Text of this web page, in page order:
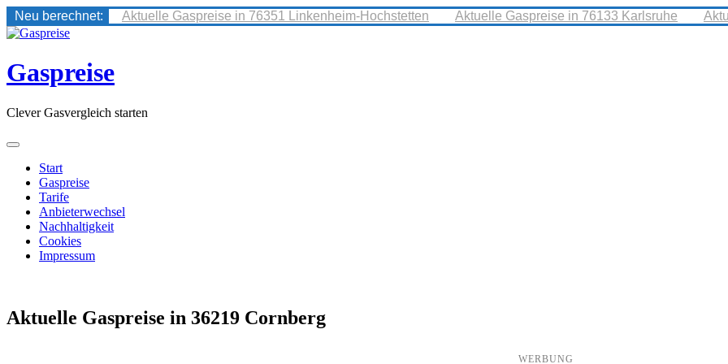
Neu berechnet: Aktuelle Gaspreise in 76351 Linkenheim-Hochstetten Aktuelle Gaspreise in 76133 Karlsruhe
Skip
content
Gaspreise
Clever Gasvergleich starten
Start
Gaspreise
Tarife
Anbieterwechsel
Nachhaltigkeit
Cookies
Impressum
Aktuelle Gaspreise in 36219 Cornberg
WERBUNG